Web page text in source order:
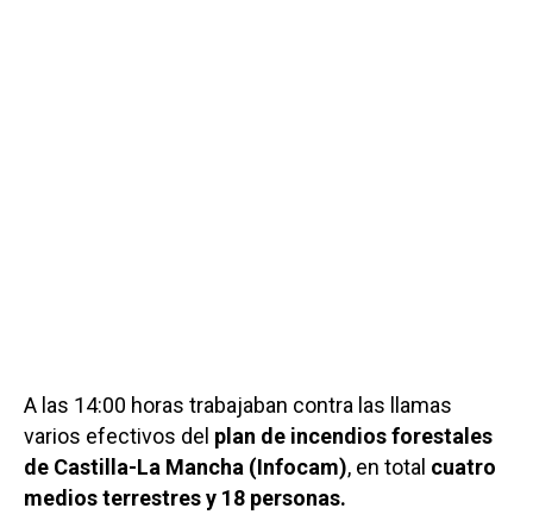
A las 14:00 horas trabajaban contra las llamas
varios efectivos del plan de incendios forestales
de Castilla-La Mancha (Infocam), en total cuatro
medios terrestres y 18 personas.